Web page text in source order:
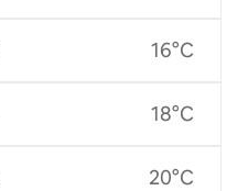
16°C
18°C
20°C